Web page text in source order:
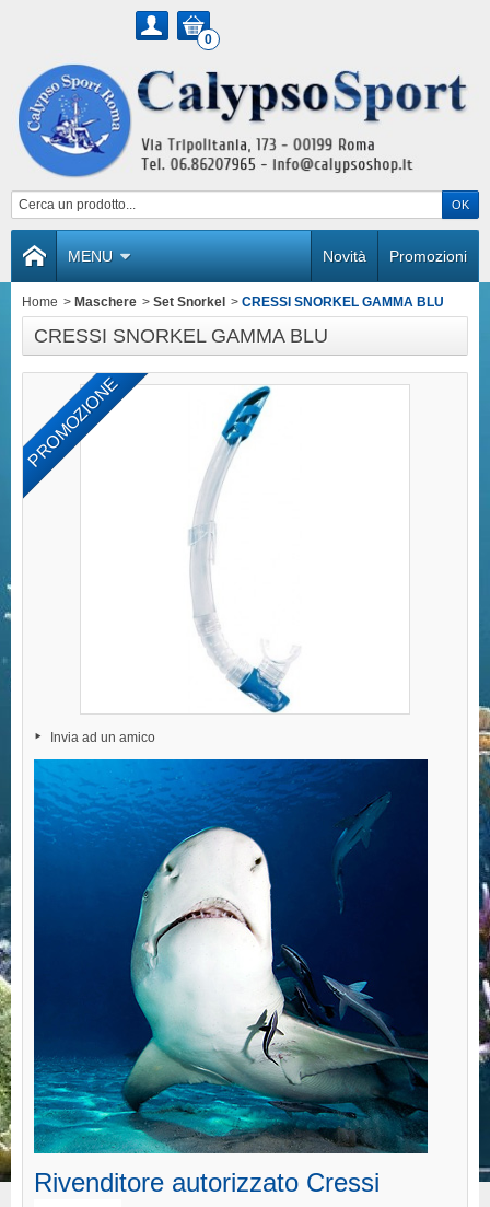
0
MENU Promozioni
Novità
Home > Maschere > Set Snorkel > CRESSI SNORKEL GAMMA BLU
CRESSI SNORKEL GAMMA BLU
PROMOZIONE
Invia ad un amico
Rivenditore autorizzato Cressi